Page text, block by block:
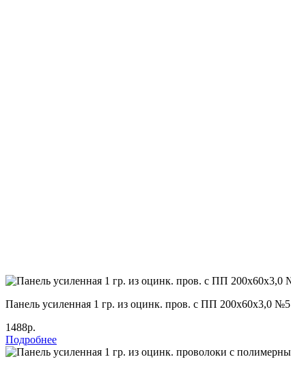
Панель усиленная 1 гр. из оцинк. пров. с ПП 200х60х3,0 №5
1488р.
Подробнее